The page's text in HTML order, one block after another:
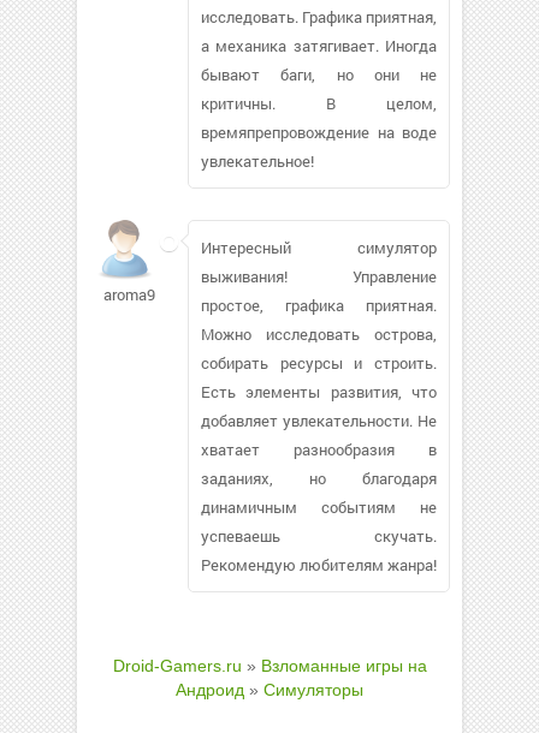
исследовать. Графика приятная,
а механика затягивает. Иногда
бывают баги, но они не
критичны. В целом,
времяпрепровождение на воде
увлекательное!
aroma9494
Интересный симулятор
выживания! Управление
простое, графика приятная.
Можно исследовать острова,
собирать ресурсы и строить.
Есть элементы развития, что
добавляет увлекательности. Не
хватает разнообразия в
заданиях, но благодаря
динамичным событиям не
успеваешь скучать.
Рекомендую любителям жанра!
Droid-Gamers.ru » Взломанные игры на
Андроид » Симуляторы